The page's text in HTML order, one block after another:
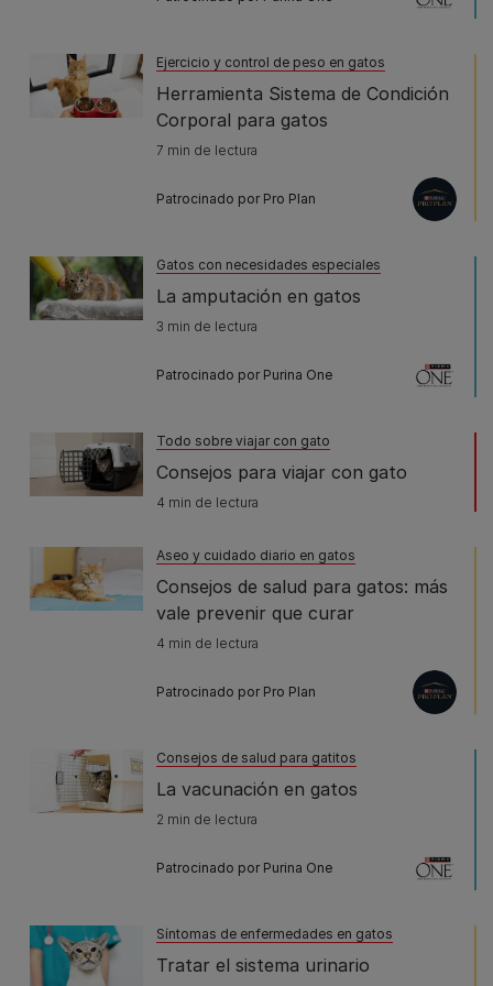
Ejercicio y control de peso en gatos
Herramienta Sistema de Condición
Corporal para gatos
7 min de lectura
Patrocinado por Pro Plan
Gatos con necesidades especiales
La amputación en gatos
3 min de lectura
Patrocinado por Purina One
Todo sobre viajar con gato
Consejos para viajar con gato
4 min de lectura
Aseo y cuidado diario en gatos
Consejos de salud para gatos: más
vale prevenir que curar
4 min de lectura
Patrocinado por Pro Plan
Consejos de salud para gatitos
La vacunación en gatos
2 min de lectura
Patrocinado por Purina One
Síntomas de enfermedades en gatos
Tratar el sistema urinario